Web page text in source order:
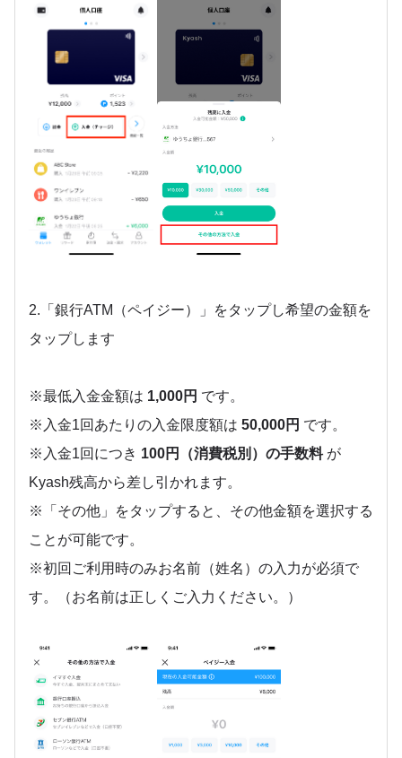
2.「銀行ATM（ペイジー）」をタップし希望の金額を
タップします
※最低入金金額は 1,000円 です。
※入金1回あたりの入金限度額は 50,000円 です。
※入金1回につき 100円（消費税別）の手数料が
Kyash残高から差し引かれます。
※「その他」をタップすると、その他金額を選択する
ことが可能です。
※初回ご利用時のみお名前（姓名）の入力が必須で
す。（お名前は正しくご入力ください。）